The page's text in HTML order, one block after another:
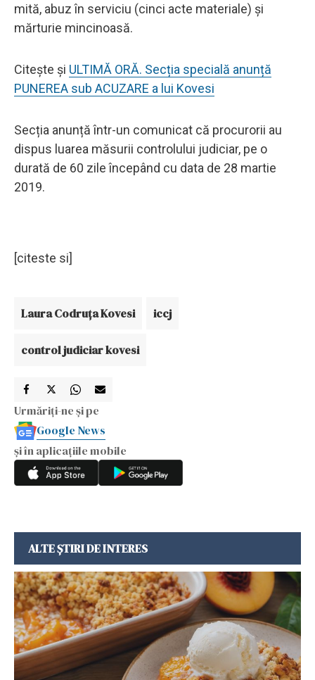
mită, abuz în serviciu (cinci acte materiale) și
mărturie mincinoasă.
Citește și ULTIMĂ ORĂ. Secția specială anunță
PUNEREA sub ACUZARE a lui Kovesi
Secția anunță într-un comunicat că procurorii au
dispus luarea măsurii controlului judiciar, pe o
durată de 60 zile începând cu data de 28 martie
2019.
[citeste si]
Laura Codruţa Kovesi iccj
control judiciar kovesi
Urmăriți-ne și pe
Google News
și în aplicațiile mobile
ALTE ȘTIRI DE INTERES